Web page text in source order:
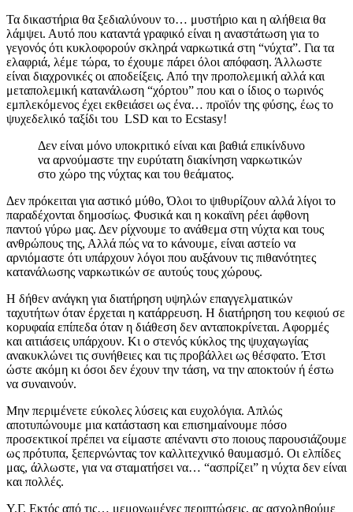
Τα δικαστήρια θα ξεδιαλύνουν το… μυστήριο και η αλήθεια θα
λάμψει. Αυτό που καταντά γραφικό είναι η αναστάτωση για το
γεγονός ότι κυκλοφορούν σκληρά ναρκωτικά στη “νύχτα”. Για τα
ελαφριά, λέμε τώρα, το έχουμε πάρει όλοι απόφαση. Άλλωστε
είναι διαχρονικές οι αποδείξεις. Από την προπολεμική αλλά και
μεταπολεμική κατανάλωση “χόρτου” που και ο ίδιος ο τωρινός
εμπλεκόμενος έχει εκθειάσει ως ένα… προϊόν της φύσης, έως το
ψυχεδελικό ταξίδι του LSD και το Ecstasy!
Δεν είναι μόνο υποκριτικό είναι και βαθιά επικίνδυνο
να αρνούμαστε την ευρύτατη διακίνηση ναρκωτικών
στο χώρο της νύχτας και του θεάματος.
Δεν πρόκειται για αστικό μύθο, Όλοι το ψιθυρίζουν αλλά λίγοι το
παραδέχονται δημοσίως. Φυσικά και η κοκαϊνη ρέει άφθονη
παντού γύρω μας. Δεν ρίχνουμε το ανάθεμα στη νύχτα και τους
ανθρώπους της, Αλλά πώς να το κάνουμε, είναι αστείο να
αρνιόμαστε ότι υπάρχουν λόγοι που αυξάνουν τις πιθανότητες
κατανάλωσης ναρκωτικών σε αυτούς τους χώρους.
Η δήθεν ανάγκη για διατήρηση υψηλών επαγγελματικών
ταχυτήτων όταν έρχεται η κατάρρευση. Η διατήρηση του κεφιού σε
κορυφαία επίπεδα όταν η διάθεση δεν ανταποκρίνεται. Αφορμές
και αιτιάσεις υπάρχουν. Κι ο στενός κύκλος της ψυχαγωγίας
ανακυκλώνει τις συνήθειες και τις προβάλλει ως θέσφατο. Έτσι
ώστε ακόμη κι όσοι δεν έχουν την τάση, να την αποκτούν ή έστω
να συναινούν.
Μην περιμένετε εύκολες λύσεις και ευχολόγια. Απλώς
αποτυπώνουμε μια κατάσταση και επισημαίνουμε πόσο
προσεκτικοί πρέπει να είμαστε απέναντι στο ποιους παρουσιάζουμε
ως πρότυπα, ξεπερνώντας τον καλλιτεχνικό θαυμασμό. Οι ελπίδες
μας, άλλωστε, για να σταματήσει να… “ασπρίζει” η νύχτα δεν είναι
και πολλές.
Υ.Γ. Εκτός από τις… μεμονωμένες περιπτώσεις, ας ασχοληθούμε